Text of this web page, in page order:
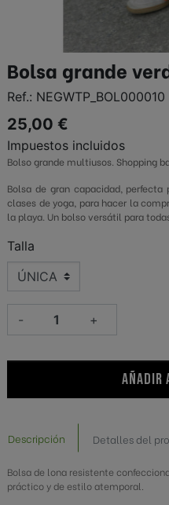
Bolsa grande
Ref.: NEGWTP_BOL000010
25,00 €
Impuestos incluidos
Bolso grande multiusos. Shopping
Bolsa de gran capacidad,
clases de yoga, para hacer la
la playa. Un bolso versátil para
Talla
- +
AÑADIR
Descripción Detalles del
Bolsa de lona resistente
práctico y de estilo atemporal.